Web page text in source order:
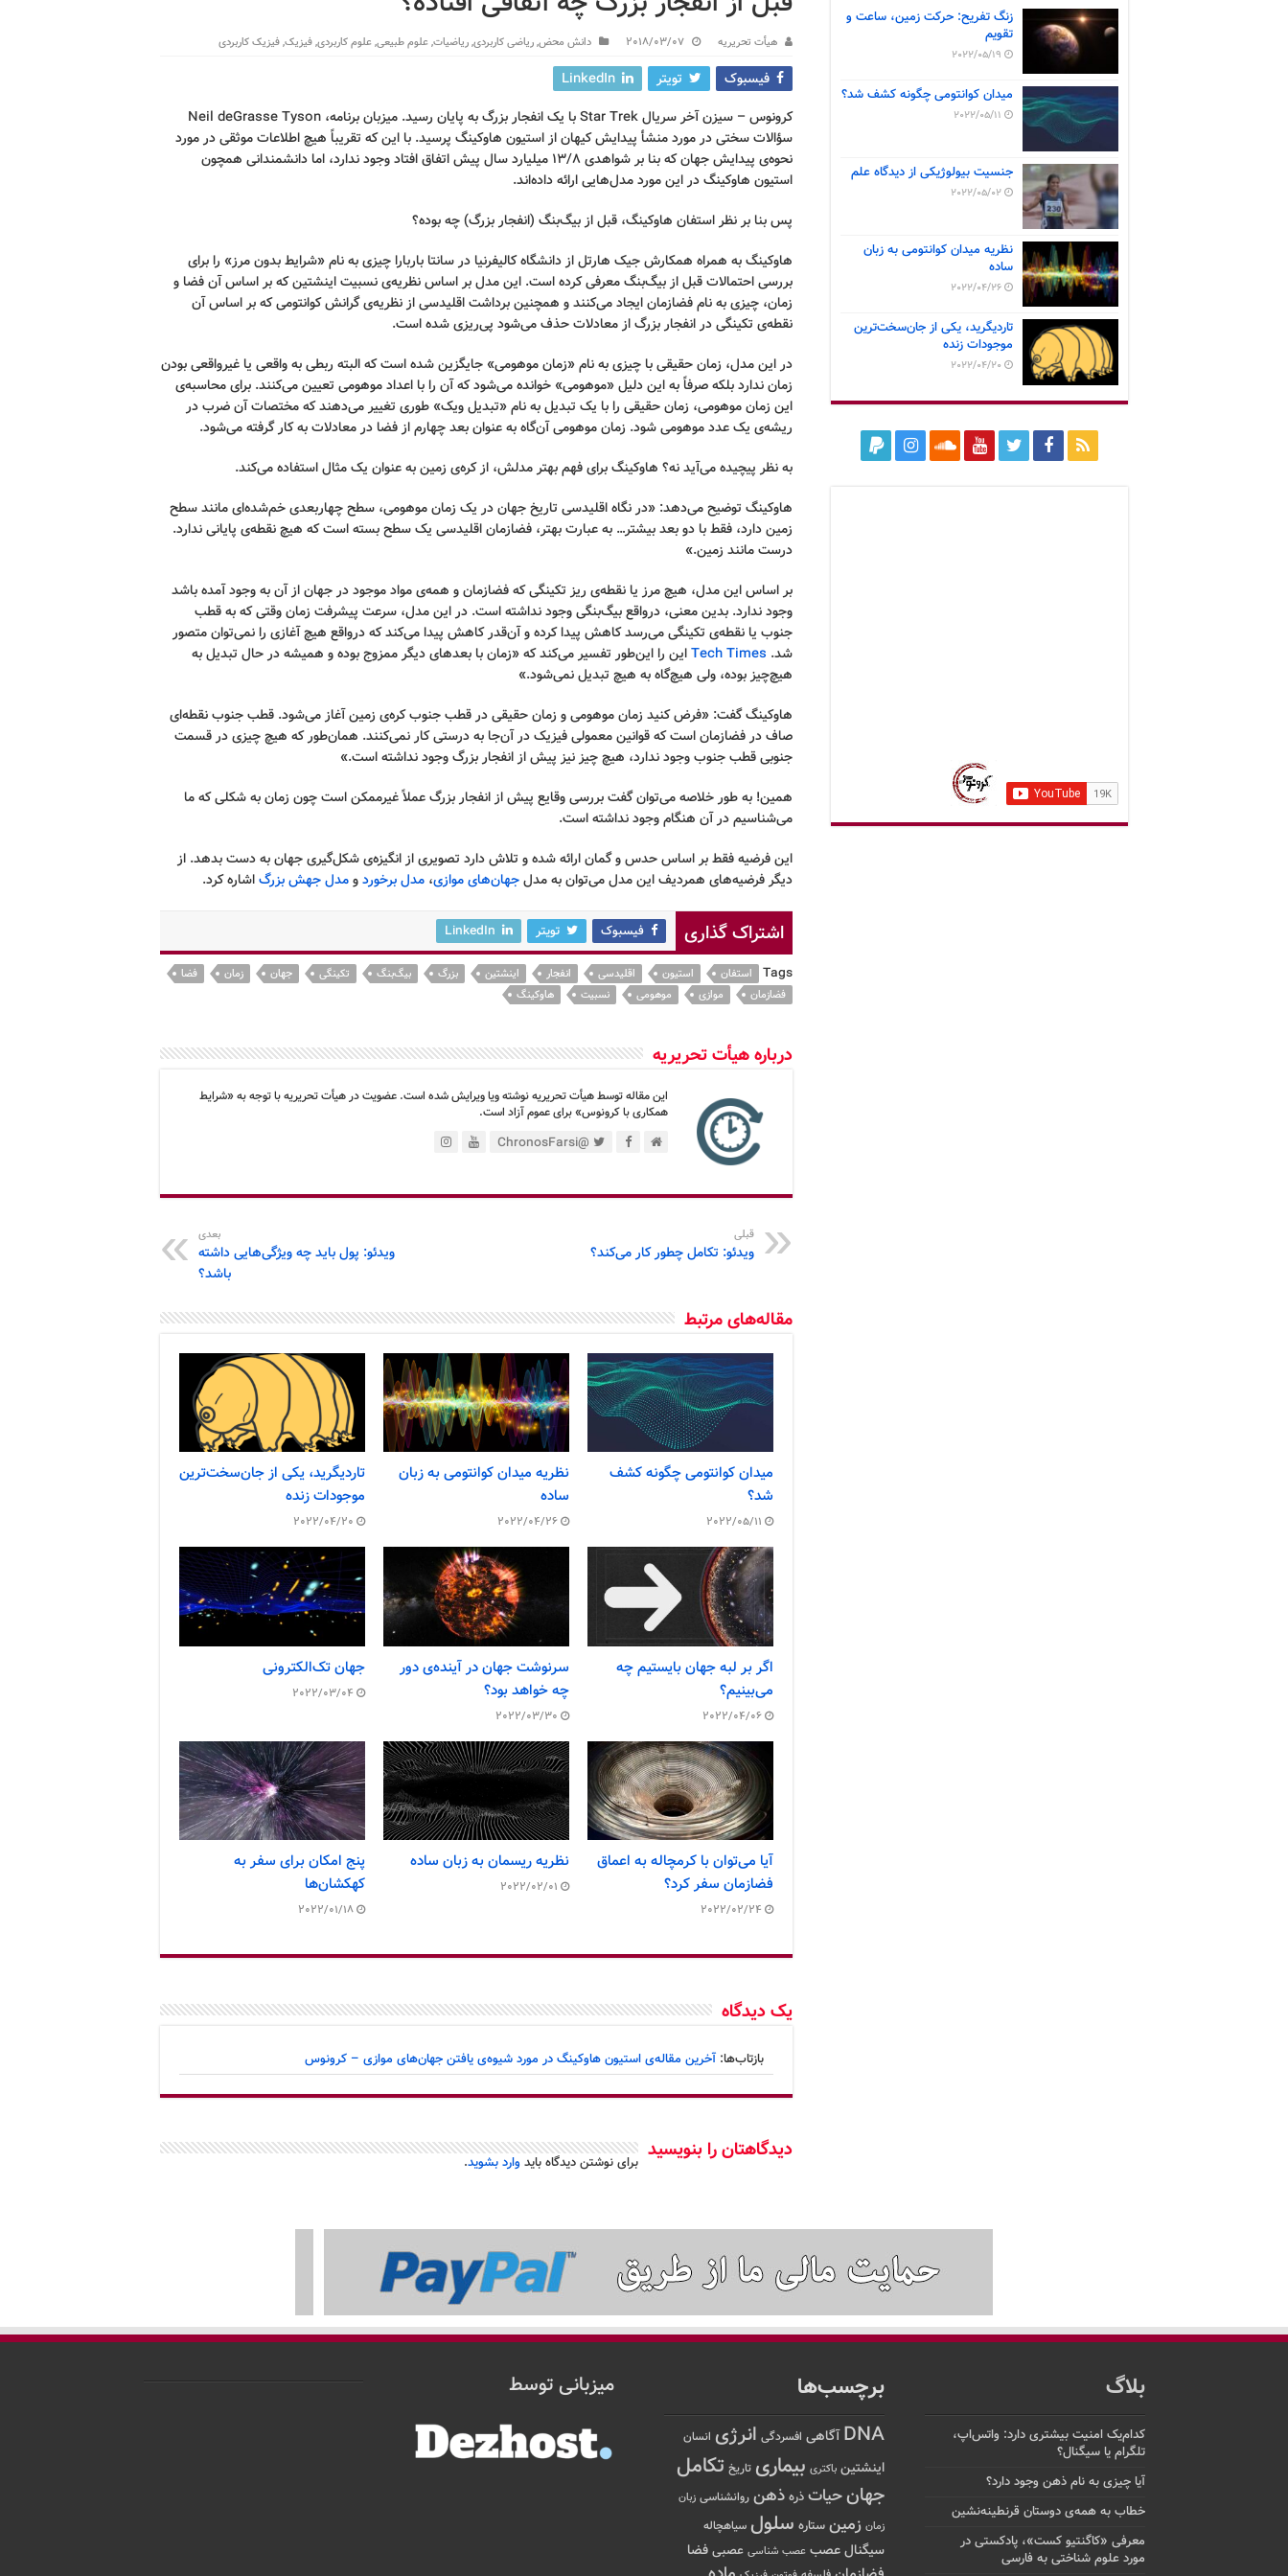
هیأت تحریریه 2018/03/07 دانش محض,ریاضی کاربردی,ریاضیات,علوم طبیعی,علوم کاربردی,فیزیک,فیزیک کاربردی
فیسبوک تویتر
LinkedIn
کرونوس – سیزن آخر سریال Star Trek با یک انفجار بزرگ به پایان رسید. میزبان برنامه، Neil deGrasse Tyson
سؤالات سختی در مورد منشأ پیدایش کیهان از استیون هاوکینگ پرسید. با این که تقریباً هیچ اطلاعات موثقی در مورد
نحوه‌ی پیدایش جهان که بنا بر شواهدی ۱۳/۸ میلیارد سال پیش اتفاق افتاد وجود ندارد، اما دانشمندانی همچون
استیون هاوکینگ در این مورد مدل‌هایی ارائه داده‌اند.
پس بنا بر نظر استفان هاوکینگ، قبل از بیگ‌بنگ (انفجار بزرگ) چه بوده؟
هاوکینگ به همراه همکارش جیک هارتل از دانشگاه کالیفرنیا در سانتا باربارا چیزی به نام «شرایط بدون مرز» را برای
بررسی احتمالات قبل از بیگ‌بنگ معرفی کرده است. این مدل بر اساس نظریه‌ی نسبیت اینشتین که بر اساس آن فضا و
زمان، چیزی به نام فضازمان ایجاد می‌کنند و همچنین برداشت اقلیدسی از نظریه‌ی گرانش کوانتومی که بر اساس آن
نقطه‌ی تکینگی در انفجار بزرگ از معادلات حذف می‌شود پی‌ریزی شده است.
در این مدل، زمان حقیقی با چیزی به نام «زمان موهومی» جایگزین شده است که البته ربطی به واقعی یا غیرواقعی بودن
زمان ندارد بلکه صرفاً به این دلیل «موهومی» خوانده می‌شود که آن را با اعداد موهومی تعیین می‌کنند. برای محاسبه‌ی
این زمان موهومی، زمان حقیقی را با یک تبدیل به نام «تبدیل ویک» طوری تغییر می‌دهند که مختصات آن ضرب در
ریشه‌ی یک عدد موهومی شود. زمان موهومی آن‌گاه به عنوان بعد چهارم از فضا در معادلات به کار گرفته می‌شود.
به نظر پیچیده می‌آید نه؟ هاوکینگ برای فهم بهتر مدلش، از کره‌ی زمین به عنوان یک مثال استفاده می‌کند.
هاوکینگ توضیح می‌دهد: «در نگاه اقلیدسی تاریخ جهان در یک زمان موهومی، سطح چهاربعدی خم‌شده‌ای مانند سطح
زمین دارد، فقط با دو بعد بیشتر… به عبارت بهتر، فضازمان اقلیدسی یک سطح بسته است که هیچ نقطه‌ی پایانی ندارد.
درست مانند زمین.»
بر اساس این مدل، هیچ مرز یا نقطه‌ی ریز تکینگی که فضازمان و همه‌ی مواد موجود در جهان از آن به وجود آمده باشد
وجود ندارد. بدین معنی، درواقع بیگ‌بنگی وجود نداشته است. در این مدل، سرعت پیشرفت زمان وقتی که به قطب
جنوب یا نقطه‌ی تکینگی می‌رسد کاهش پیدا کرده و آن‌قدر کاهش پیدا می‌کند که درواقع هیچ آغازی را نمی‌توان متصور
شد. Tech Timesاین را این‌طور تفسیر می‌کند که «زمان با بعدهای دیگر ممزوج بوده و همیشه در حال تبدیل به
هیچ‌چیز بوده، ولی هیچ‌گاه به هیچ تبدیل نمی‌شود.»
هاوکینگ گفت: «فرض کنید زمان موهومی و زمان حقیقی در قطب جنوب کره‌ی زمین آغاز می‌شود. قطب جنوب نقطه‌ای
صاف در فضازمان است که قوانین معمولی فیزیک در آن‌جا به درستی کار نمی‌کنند. همان‌طور که هیچ چیزی در قسمت
جنوبی قطب جنوب وجود ندارد، هیچ چیز نیز پیش از انفجار بزرگ وجود نداشته است.»
همین! به طور خلاصه می‌توان گفت بررسی وقایع پیش از انفجار بزرگ عملاً غیرممکن است چون زمان به شکلی که ما
می‌شناسیم در آن هنگام وجود نداشته است.
این فرضیه فقط بر اساس حدس و گمان ارائه شده و تلاش دارد تصویری از انگیزه‌ی شکل‌گیری جهان به دست بدهد. از
دیگر فرضیه‌های همردیف این مدل می‌توان به مدلجهان‌های موازی، مدل برخوردومدل جهش بزرگاشاره کرد.
اشتراک گذاری فیسبوک تویتر LinkedIn
Tags استفان استیون اقلیدسی انفجار اینشتین بزرگ بیگ‌بنگ تکینگی جهان زمان
فضا
فضازمان
موازی موهومی نسبیت هاوکینگ
درباره هیأت تحریریه
این مقاله توسط هیأت تحریریه نوشته ویا ویرایش شده است. عضویت در هیأت تحریریه با توجه به «شرایط
همکاری با کرونوس» برای عموم آزاد است.
@ChronosFarsi
قبلی
ویدئو: تکامل چطور کار می‌کند؟
بعدی
ویدئو: پول باید چه ویژگی‌هایی داشته
باشد؟
مقاله‌های مرتبط
میدان کوانتومی چگونه کشف
شد؟
2022/05/11
نظریه میدان کوانتومی به زبان
ساده
2022/04/26
تاردیگرید، یکی از جان‌سخت‌ترین
موجودات زنده
2022/04/20
اگر بر لبه جهان بایستیم چه
می‌بینیم؟
2022/04/06
سرنوشت جهان در آینده‌ی دور
چه خواهد بود؟
2022/03/30
جهان تک‌الکترونی
2022/03/04
آیا می‌توان با کرمچاله به اعماق
فضازمان سفر کرد؟
2022/02/24
نظریه ریسمان به زبان ساده
2022/02/01
پنج امکان برای سفر به
کهکشان‌ها
2022/01/18
یک دیدگاه
بازتاب‌ها: آخرین مقاله‌ی استیون هاوکینگ در مورد شیوه‌ی یافتن جهان‌های موازی – کرونوس
دیدگاهتان را بنویسید برای نوشتن دیدگاه باید وارد بشوید.
زنگ تفریح: حرکت زمین، ساعت و
تقویم
2022/05/19
میدان کوانتومی چگونه کشف شد؟
2022/05/11
جنسیت بیولوژیکی از دیدگاه علم
2022/05/02
نظریه میدان کوانتومی به زبان
ساده
2022/04/26
تاردیگرید، یکی از جان‌سخت‌ترین
موجودات زنده
2022/04/20
بلاگ
کدام‌یک امنیت بیشتری دارد: واتس‌اپ،
تلگرام یا سیگنال؟
آیا چیزی به نام ذهن وجود دارد؟
خطاب به همه‌ی دوستان قرنطینه‌نشین
معرفی «کاگنتیو کست»، پادکستی در
مورد علوم شناختی به فارسی
برچسب‌ها
DNA آگاهی افسردگی انرژی انسان
اینشتین باکتری بیماری تاریخ تکامل
جهانحیات ذره ذهن روانشناسی زبان
زمان زمین ستاره سلول سیاهچاله
سیگنالعصب عصب شناسی عصبی فضا
میزبانی توسط